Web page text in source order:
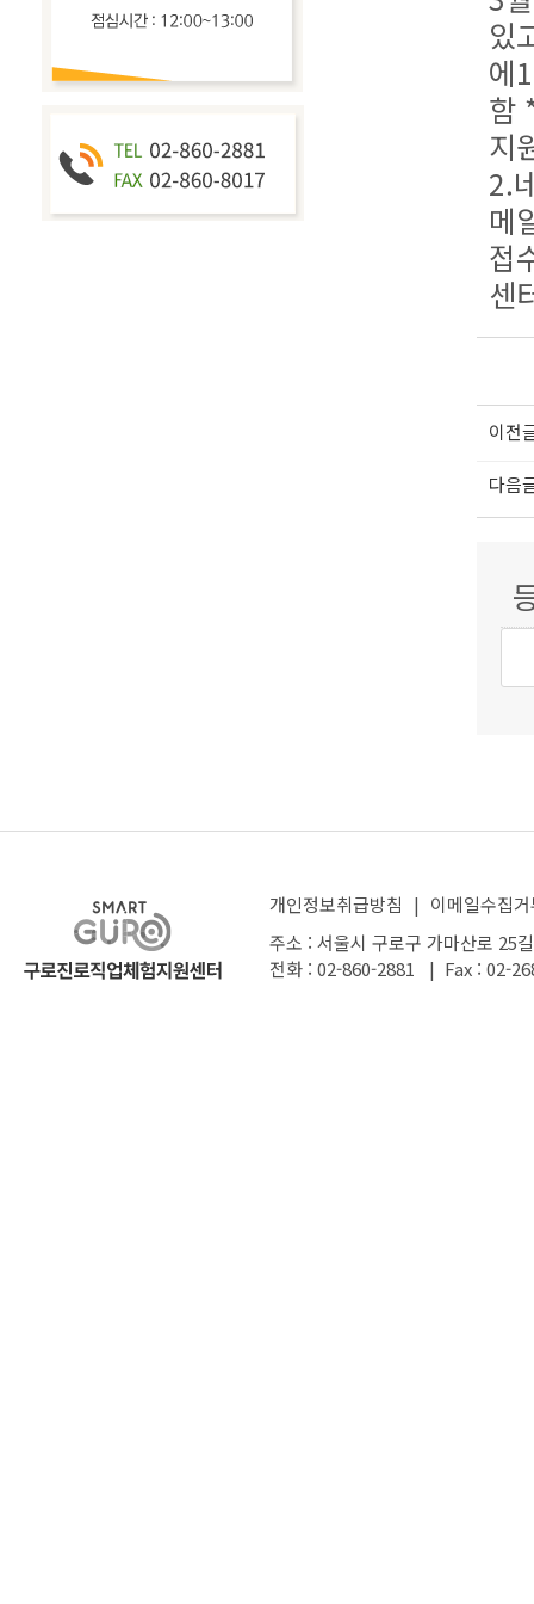
있
에
함
지
2.
메
접
센
이전
다음
개인정보취급방침 | 이메일수집
주소 : 서울시 구로구 가마산로 25
전화 : 02-860-2881 | Fax : 02-